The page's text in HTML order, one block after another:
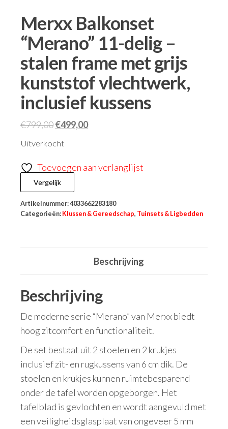
Merxx Balkonset
“Merano” 11-delig –
stalen frame met grijs
kunststof vlechtwerk,
inclusief kussens
€799,00€499,00
Uitverkocht
Toevoegen aan verlanglijst
Vergelijk
Artikelnummer:4033662283180
Categorieën: Klussen & Gereedschap, Tuinsets & Ligbedden
Beschrijving
Beschrijving
De moderne serie “Merano” van Merxx biedt
hoog zitcomfort en functionaliteit.
De set bestaat uit 2 stoelen en 2 krukjes
inclusief zit- en rugkussens van 6 cm dik. De
stoelen en krukjes kunnen ruimtebesparend
onder de tafel worden opgeborgen. Het
tafelblad is gevlochten en wordt aangevuld met
een veiligheidsglasplaat van ongeveer 5 mm